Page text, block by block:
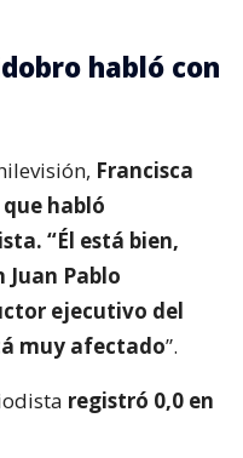
habló con
Francisca
habló
“Él está bien,
Juan Pablo
ejecutivo del
muy afectado”.
registró 0,0 en